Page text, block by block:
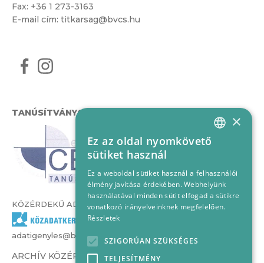
Fax: +36 1 273-3163
E-mail cím: titkarsag@bvcs.hu
TANÚSÍTVÁNYOK
KÖZÉRDEKŰ ADATOK
adatigenyles@bvcs.hu
ARCHÍV KÖZÉRDEKŰ ADATOK –
HUNGARIAN
×
Ez az oldal nyomkövető
sütiket használ
Ez a weboldal sütiket használ a felhasználói
élmény javítása érdekében. Webhelyünk
használatával minden sütit elfogad a sütikre
vonatkozó irányelveinknek megfelelően.
Részletek
SZIGORÚAN SZÜKSÉGES
TELJESÍTMÉNY